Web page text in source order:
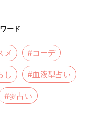
ード
メ #コーデ
し #血液型占い
#夢占い